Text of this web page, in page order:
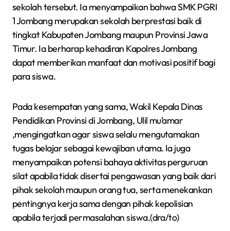
sekolah tersebut. Ia menyampaikan bahwa SMK PGRI
1 Jombang merupakan sekolah berprestasi baik di
tingkat Kabupaten Jombang maupun Provinsi Jawa
Timur. Ia berharap kehadiran Kapolres Jombang
dapat memberikan manfaat dan motivasi positif bagi
para siswa.
Pada kesempatan yang sama, Wakil Kepala Dinas
Pendidikan Provinsi di Jombang, Ulil mu’amar
,mengingatkan agar siswa selalu mengutamakan
tugas belajar sebagai kewajiban utama. Ia juga
menyampaikan potensi bahaya aktivitas perguruan
silat apabila tidak disertai pengawasan yang baik dari
pihak sekolah maupun orang tua, serta menekankan
pentingnya kerja sama dengan pihak kepolisian
apabila terjadi permasalahan siswa.(dra/to)